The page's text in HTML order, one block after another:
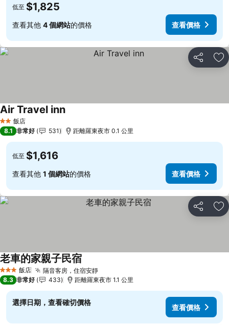
低至 $1,825
查看其他 4 個網站的價格 查看價格
分享 加
2 星級飯店
Air Travel inn
8.1 非常好 531 距離羅東夜市 0.1 公里
低至 $1,616
查看其他 1 個網站的價格 查看價格
分享 加
3 星級 飯店 隔音客房，住宿安靜
老車的家親子民宿
8.3 非常好 433 距離羅東夜市 1.1 公里
選擇日期，查看確切價格
查看價格